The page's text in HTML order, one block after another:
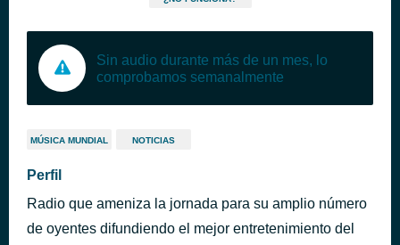
Sin audio durante más de un mes, lo
comprobamos semanalmente
MÚSICA MUNDIAL NOTICIAS
Perfil
Radio que ameniza la jornada para su amplio número
de oyentes difundiendo el mejor entretenimiento del